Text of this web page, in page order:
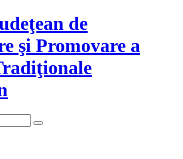
de
şi Promovare a